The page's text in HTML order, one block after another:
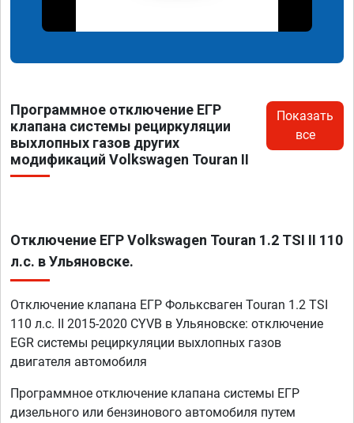
Программное отключение ЕГР
клапана системы рециркуляции
выхлопных газов других
модификаций Volkswagen Touran II
Показать
все
Отключение ЕГР Volkswagen Touran 1.2 TSI II 110
л.с. в Ульяновске.
Отключение клапана ЕГР Фольксваген Touran 1.2 TSI
110 л.с. II 2015-2020 CYVB в Ульяновске: отключение
EGR системы рециркуляции выхлопных газов
двигателя автомобиля
Программное отключение клапана системы ЕГР
дизельного или бензинового автомобиля путем